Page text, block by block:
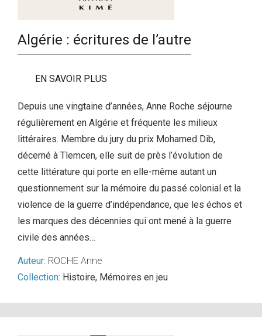
Algérie : écritures de l’autre
EN SAVOIR PLUS
Depuis une vingtaine d’années, Anne Roche séjourne
régulièrement en Algérie et fréquente les milieux
littéraires. Membre du jury du prix Mohamed Dib,
décerné à Tlemcen, elle suit de près l’évolution de
cette littérature qui porte en elle-même autant un
questionnement sur la mémoire du passé colonial et la
violence de la guerre d’indépendance, que les échos et
les marques des décennies qui ont mené à la guerre
civile des années…
Auteur: ROCHE Anne
Collection: Histoire, Mémoires en jeu